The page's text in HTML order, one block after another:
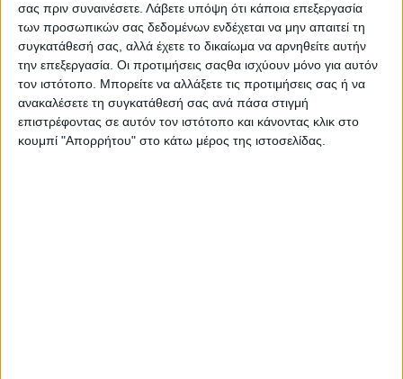
σας πριν συναινέσετε. Λάβετε υπόψη ότι κάποια επεξεργασία
των προσωπικών σας δεδομένων ενδέχεται να μην απαιτεί τη
συγκατάθεσή σας, αλλά έχετε το δικαίωμα να αρνηθείτε αυτήν
την επεξεργασία. Οι προτιμήσεις σαςθα ισχύουν μόνο για αυτόν
τον ιστότοπο. Μπορείτε να αλλάξετε τις προτιμήσεις σας ή να
ανακαλέσετε τη συγκατάθεσή σας ανά πάσα στιγμή
επιστρέφοντας σε αυτόν τον ιστότοπο και κάνοντας κλικ στο
κουμπί "Απορρήτου" στο κάτω μέρος της ιστοσελίδας.
την εποχή και μετά χάνεται. Άγνωστο πως
συνέχισε τη ζωή της, γνωστό ότι αποτέλεσε
την αρχή για αυτό που σήμερα λέμε
καλλιστεία.